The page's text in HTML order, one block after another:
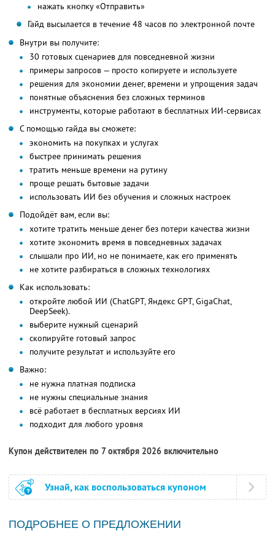
нажать кнопку «Отправить»
Гайд высылается в течение 48 часов по электронной почте
Внутри вы получите:
30 готовых сценариев для повседневной жизни
примеры запросов — просто копируете и используете
решения для экономии денег, времени и упрощения задач
понятные объяснения без сложных терминов
инструменты, которые работают в бесплатных ИИ-сервисах
С помощью гайда вы сможете:
экономить на покупках и услугах
быстрее принимать решения
тратить меньше времени на рутину
проще решать бытовые задачи
использовать ИИ без обучения и сложных настроек
Подойдёт вам, если вы:
хотите тратить меньше денег без потери качества жизни
хотите экономить время в повседневных задачах
слышали про ИИ, но не понимаете, как его применять
не хотите разбираться в сложных технологиях
Как использовать:
откройте любой ИИ (ChatGPT, Яндекс GPT, GigaChat,
DeepSeek).
выберите нужный сценарий
скопируйте готовый запрос
получите результат и используйте его
Важно:
не нужна платная подписка
не нужны специальные знания
всё работает в бесплатных версиях ИИ
подходит для любого уровня
Купон действителен по 7 октября 2026 включительно
Узнай, как воспользоваться купоном
ПОДРОБНЕЕ О ПРЕДЛОЖЕНИИ